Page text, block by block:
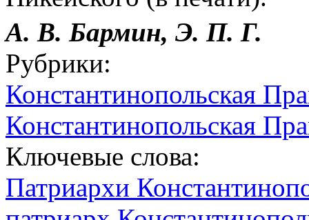
А. В. Бармин, Э. П. Г.
Рубрики:
Константинопольская
Константинопольская
Ключевые слова:
Патриархи